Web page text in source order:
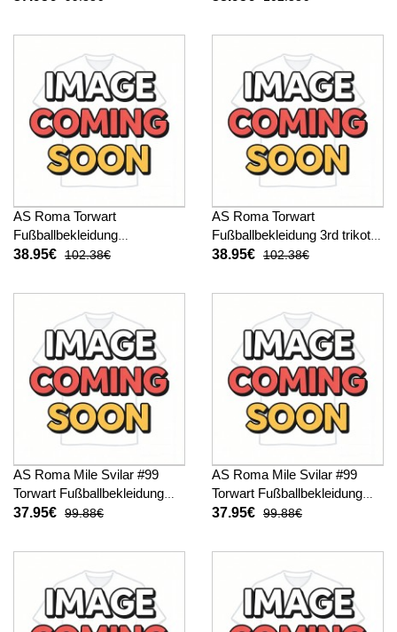
AS Roma Torwart
Fußballbekleidung
Auswärtstrikot 2025-26
38.95€ 102.38€
AS Roma Torwart
Fußballbekleidung 3rd trikot
2025-26 Langarm
38.95€ 102.38€
AS Roma Mile Svilar #99
Torwart Fußballbekleidung
Heimtrikot 2025-26 Kurzarm
37.95€ 99.88€
AS Roma Mile Svilar #99
Torwart Fußballbekleidung
Auswärtstrikot 2025-26
37.95€ 99.88€